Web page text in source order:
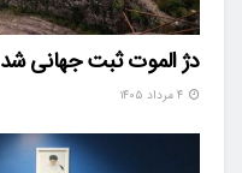
دژ الموت ثبت جهانی شد